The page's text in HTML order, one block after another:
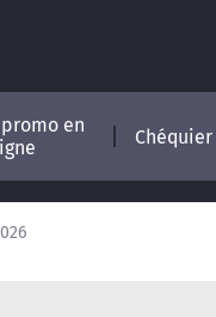
en
Chéquier